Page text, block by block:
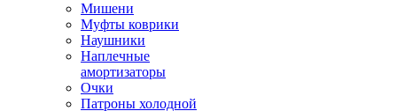
Мишени
Муфты коврики
Наушники
Наплечные
амортизаторы
Очки
Патроны холодной